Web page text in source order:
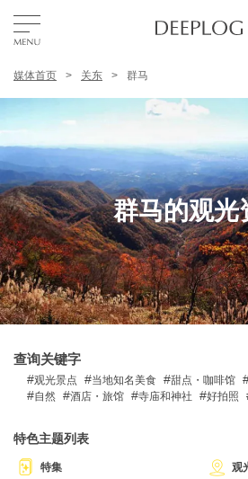
TOP
区域
特色主题
简体中文
关於DEEPLOG
媒体首页 关东 群马
群马的观光
查询关键字
观光景点 当地知名美食 甜点・咖啡馆
自然
酒店・旅馆 寺庙和神社 好拍照
特色主题列表
特集 观